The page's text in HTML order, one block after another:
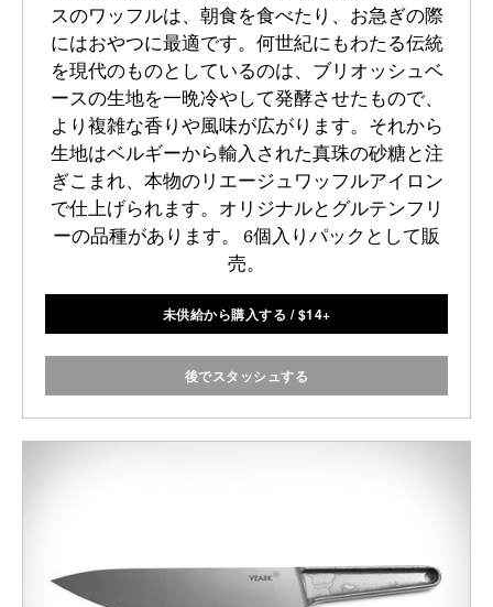
スのワッフルは、朝食を食べたり、お急ぎの際
にはおやつに最適です。何世紀にもわたる伝統
を現代のものとしているのは、ブリオッシュベ
ースの生地を一晩冷やして発酵させたもので、
より複雑な香りや風味が広がります。それから
生地はベルギーから輸入された真珠の砂糖と注
ぎこまれ、本物のリエージュワッフルアイロン
で仕上げられます。オリジナルとグルテンフリ
ーの品種があります。 6個入りパックとして販
売。
未供給から購入する /$14+
後でスタッシュする